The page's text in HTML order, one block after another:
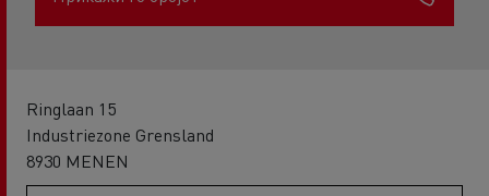
Ringlaan 15
Industriezone Grensland
8930 MENEN